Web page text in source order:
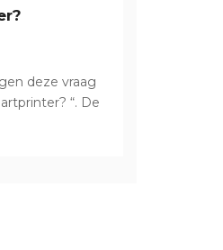
deze vraag
“. De